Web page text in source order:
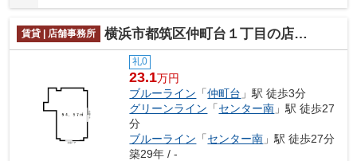
賃貸 | 店舗事務所 横浜市都筑区仲町台１丁目の店舗事務所
礼0
23.1万円
ブルーライン 「仲町台 」駅 徒歩3分
グリーンライン 「センター南 」駅 徒歩27
分
ブルーライン 「センター南 」駅 徒歩27分
築29年 / -